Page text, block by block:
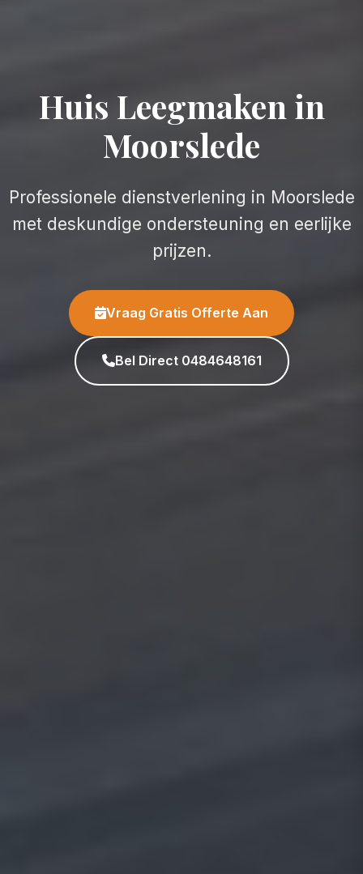
Huis Leegmaken in
Moorslede
Professionele dienstverlening in Moorslede
met deskundige ondersteuning en eerlijke
prijzen.
Vraag Gratis Offerte Aan
Bel Direct 0484648161